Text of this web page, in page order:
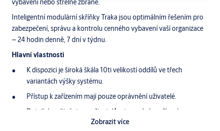
Inteligentní modulární skříňky Traka jsou optimálním řešením pro
zabezpečení, správu a kontrolu cenného vybavení vaší organizace
– 24 hodin denně, 7 dní v týdnu.
Hlavní vlastnosti
K dispozici je široká škála 10ti velikostí oddílů ve třech
variantách výšky systému.
Přístup k zařízením mají pouze oprávnění uživatelé.
Detailní auditní stopa uživatelů a transakcí s zařízením.
7" kapacitní dotyková obrazovka pro přesné zadávání.
Zobrazit více